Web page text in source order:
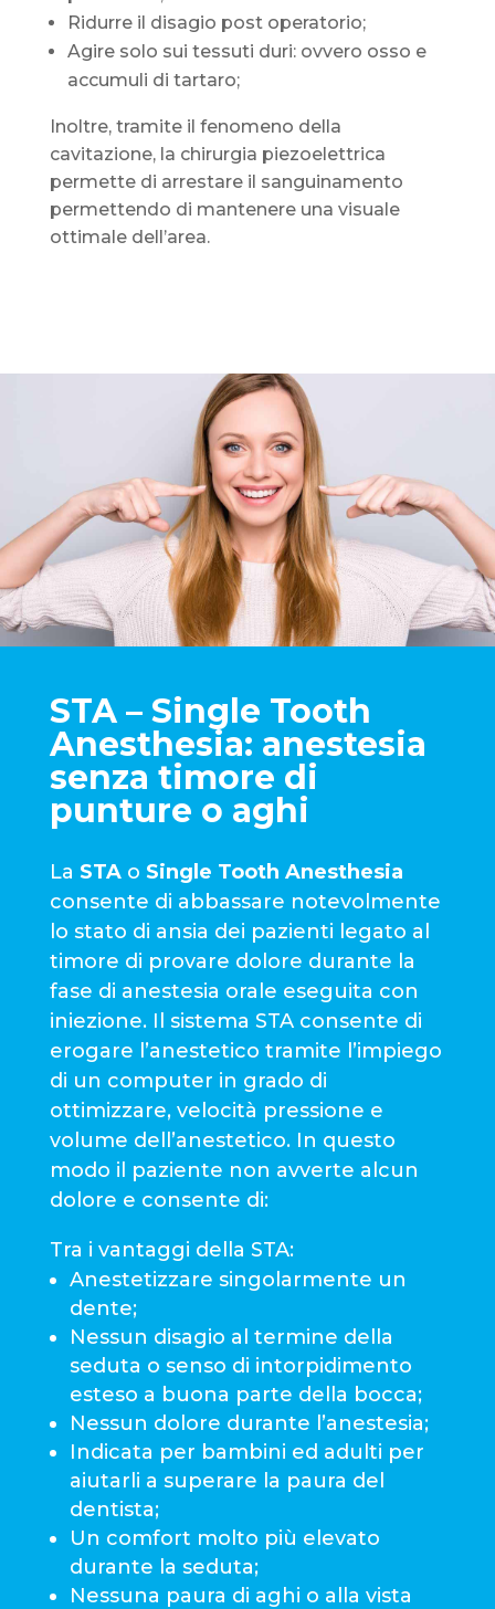
Ridurre il disagio post operatorio;
Agire solo sui tessuti duri: ovvero osso e
accumuli di tartaro;
Inoltre, tramite il fenomeno della
cavitazione, la chirurgia piezoelettrica
permette di arrestare il sanguinamento
permettendo di mantenere una visuale
ottimale dell’area.
STA – Single Tooth
Anesthesia: anestesia
senza timore di
punture o aghi
La STAo Single Tooth Anesthesia
consente di abbassare notevolmente
lo stato di ansia dei pazienti legato al
timore di provare dolore durante la
fase di anestesia orale eseguita con
iniezione. Il sistema STA consente di
erogare l’anestetico tramite l’impiego
di un computer in grado di
ottimizzare, velocità pressione e
volume dell’anestetico. In questo
modo il paziente non avverte alcun
dolore e consente di:
Tra i vantaggi della STA:
Anestetizzare singolarmente un
dente;
Nessun disagio al termine della
seduta o senso di intorpidimento
esteso a buona parte della bocca;
Nessun dolore durante l’anestesia;
Indicata per bambini ed adulti per
aiutarli a superare la paura del
dentista;
Un comfort molto più elevato
durante la seduta;
Nessuna paura di aghi o alla vista